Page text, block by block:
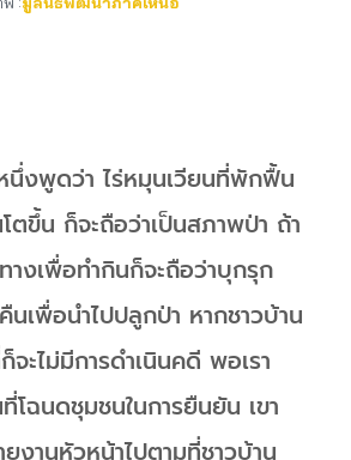
นึ่งพูดว่า ไร่หมุนเวียนที่พักฟื้น
ตขึ้น ก็จะถือว่าเป็นสภาพป่า ถ้า
างเพื่อทำกินก็จะถือว่าบุกรุก
เพื่อนำไปปลูกป่า หากชาวบ้าน
ะไม่มีการดำเนินคดี พอเรา
โฉนดชุมชนในการยืนยัน เขา
ยงานหัวหน้าไปตามที่ชาวบ้าน